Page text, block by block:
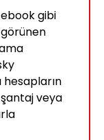
gibi
hesapların
şantaj veya